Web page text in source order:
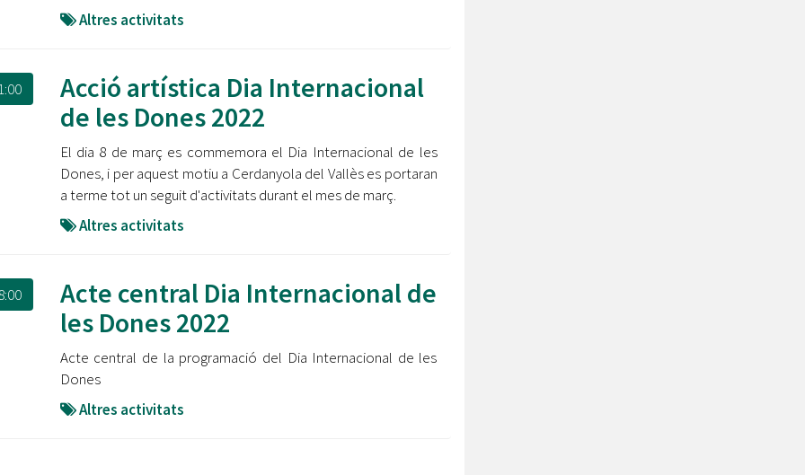
Altres activitats
Acció artística Dia Internacional
de les Dones 2022
El dia 8 de març es commemora el Dia Internacional de les
Dones, i per aquest motiu a Cerdanyola del Vallès es portaran
a terme tot un seguit d'activitats durant el mes de març.
Altres activitats
Acte central Dia Internacional de
les Dones 2022
Acte central de la programació del Dia Internacional de les
Dones
Altres activitats